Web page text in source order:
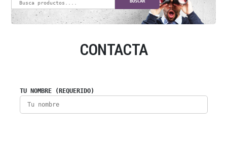
BUSCAR
CONTACTA
TU NOMBRE (REQUERIDO)